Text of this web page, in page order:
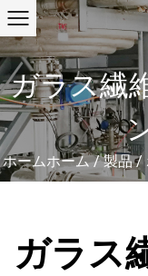
ガラス繊
ホームホーム/製品/
ガラス